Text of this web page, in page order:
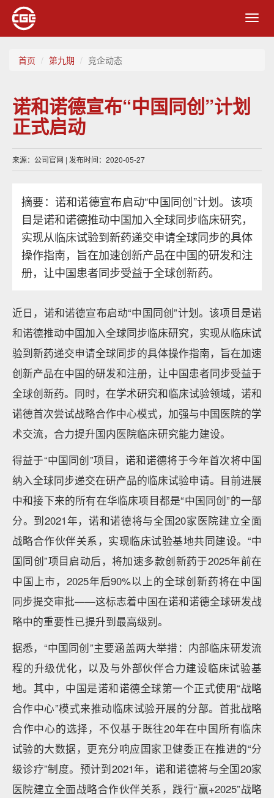
首页 第九期 竞企动态
诺和诺德宣布“中国同创”计划
正式启动
来源：公司官网 | 发布时间：2020-05-27
摘要：诺和诺德宣布启动“中国同创”计划。该项
目是诺和诺德推动中国加入全球同步临床研究，
实现从临床试验到新药递交申请全球同步的具体
操作指南，旨在加速创新产品在中国的研发和注
册，让中国患者同步受益于全球创新药。
近日，诺和诺德宣布启动“中国同创”计划。该项目是诺
和诺德推动中国加入全球同步临床研究，实现从临床试
验到新药递交申请全球同步的具体操作指南，旨在加速
创新产品在中国的研发和注册，让中国患者同步受益于
全球创新药。同时，在学术研究和临床试验领域，诺和
诺德首次尝试战略合作中心模式，加强与中国医院的学
术交流，合力提升国内医院临床研究能力建设。
得益于“中国同创”项目，诺和诺德将于今年首次将中国
纳入全球同步递交在研产品的临床试验申请。目前进展
中和接下来的所有在华临床项目都是“中国同创”的一部
分。到2021年，诺和诺德将与全国20家医院建立全面
战略合作伙伴关系，实现临床试验基地共同建设。“中
国同创”项目启动后，将加速多款创新药于2025年前在
中国上市，2025年后90%以上的全球创新药将在中国
同步提交审批——这标志着中国在诺和诺德全球研发战
略中的重要性已提升到最高级别。
据悉，“中国同创”主要涵盖两大举措：内部临床研发流
程的升级优化，以及与外部伙伴合力建设临床试验基
地。其中，中国是诺和诺德全球第一个正式使用“战略
合作中心”模式来推动临床试验开展的分部。首批战略
合作中心的选择，不仅基于既往20年在中国所有临床
试验的大数据，更充分响应国家卫健委正在推进的“分
级诊疗”制度。预计到2021年，诺和诺德将与全国20家
医院建立全面战略合作伙伴关系，践行“赢+2025”战略